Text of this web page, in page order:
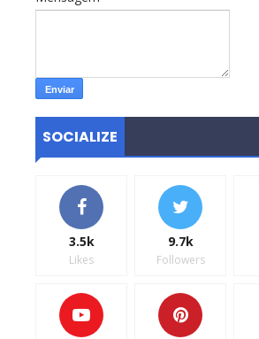
SOCIALIZE
3.5k
Likes
9.7k
Followers